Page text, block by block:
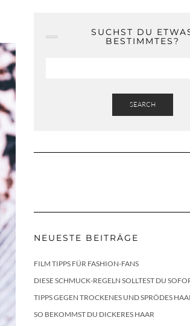
SUCHST DU
BESTIMMTES?
SEARCH
NEUESTE BEITRÄGE
FILM TIPPS FÜR FASHION-FANS
DIESE SCHMUCK-REGELN SOLLTEST DU
TIPPS GEGEN TROCKENES UND SPRÖDES
SO BEKOMMST DU DICKERES HAAR